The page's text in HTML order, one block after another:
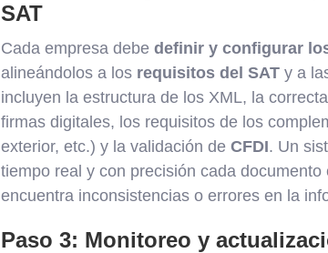
SAT
Cada empresa debe definir y configurar
alineándolos a los requisitos del SATy a
incluyen la estructura de los XML, la
firmas digitales, los requisitos de los
exterior, etc.) y la validación de CFDI. Un
tiempo real y con precisión cada
encuentra inconsistencias o errores en la
Paso 3: Monitoreo y